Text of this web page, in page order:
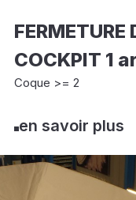
FERMETURE
COCKPIT 1
Coque >= 2
en savoir plus